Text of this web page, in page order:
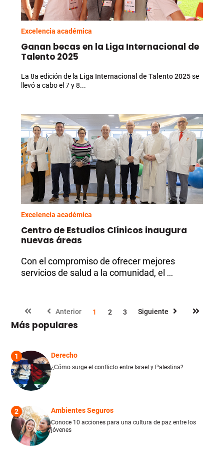
Excelencia académica
Ganan becas en la Liga Internacional de
Talento 2025
La 8a edición de la Liga Internacional de Talento 2025se
llevó a cabo el 7 y 8...
Excelencia académica
Centro de Estudios Clínicos inaugura
nuevas áreas
Con el compromiso de ofrecer mejores
servicios de salud a la comunidad, el
...
Anterior 1 2 3 Siguiente
Más populares
1 Derecho
¿Cómo surge el conflicto entre Israel y Palestina?
2 Ambientes Seguros
Conoce 10 acciones para una cultura de paz entre los
jóvenes